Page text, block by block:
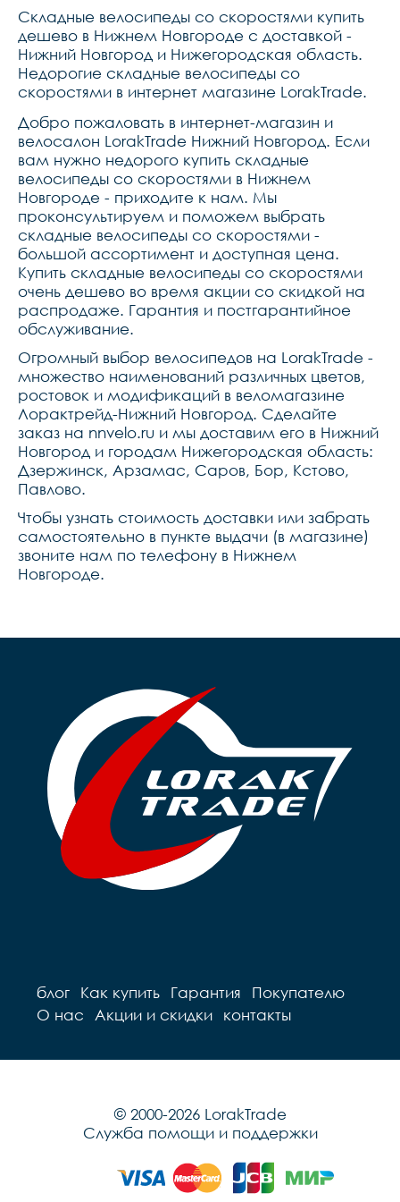
disk,покрышки chaoyang
h5129 27,5*2,2,обода
двойной da-18 lorak
пистонированный,цепьkmc
c050,руль lorak 600w,вынос
zoom alloy mts-319
,подседельный штырь lorak
колонка neco
резьбовая,седло lorak
Складные велосипеды со скоростями купить
дешево в Нижнем Новгороде с доставкой -
Нижний Новгород и Нижегородская область.
Недорогие складные велосипеды со
скоростями в интернет магазине LorakTrade.
Добро пожаловать в интернет-магазин и
велосалон LorakTrade Нижний Новгород. Если
вам нужно недорого купить складные
велосипеды со скоростями в Нижнем
Новгороде - приходите к нам. Мы
проконсультируем и поможем выбрать
складные велосипеды со скоростями -
большой ассортимент и доступная цена.
Купить складные велосипеды со скоростями
очень дешево во время акции со скидкой на
распродаже. Гарантия и постгарантийное
обслуживание.
Огромный выбор велосипедов на LorakTrade -
множество наименований различных цветов,
ростовок и модификаций в веломагазине
Лорактрейд-Нижний Новгород. Сделайте
заказ на nnvelo.ru и мы доставим его в Нижний
Новгород и городам Нижегородская область:
Дзержинск, Арзамас, Саров, Бор, Кстово,
Павлово.
Чтобы узнать стоимость доставки или забрать
самостоятельно в пункте выдачи (в магазине)
звоните нам по телефону в Нижнем
Новгороде.
блог Как купить Гарантия
Покупателю
О нас
Акции и скидки контакты
© 2000-2026 LorakTrade
Служба помощи и поддержки